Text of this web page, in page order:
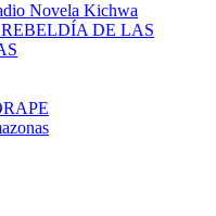
Novela Kichwa
DE LAS